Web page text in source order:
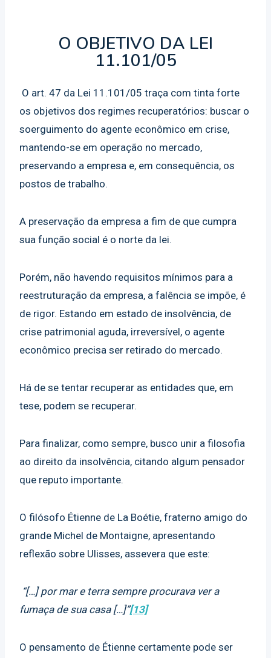
O OBJETIVO DA LEI
11.101/05
O art. 47 da Lei 11.101/05 traça com tinta forte
os objetivos dos regimes recuperatórios: buscar o
soerguimento do agente econômico em crise,
mantendo-se em operação no mercado,
preservando a empresa e, em consequência, os
postos de trabalho.
A preservação da empresa a fim de que cumpra
sua função social é o norte da lei.
Porém, não havendo requisitos mínimos para a
reestruturação da empresa, a falência se impõe, é
de rigor. Estando em estado de insolvência, de
crise patrimonial aguda, irreversível, o agente
econômico precisa ser retirado do mercado.
Há de se tentar recuperar as entidades que, em
tese, podem se recuperar.
Para finalizar, como sempre, busco unir a filosofia
ao direito da insolvência, citando algum pensador
que reputo importante.
O filósofo Étienne de La Boétie, fraterno amigo do
grande Michel de Montaigne, apresentando
reflexão sobre Ulisses, assevera que este:
“[…] por mar e terra sempre procurava ver a
fumaça de sua casa […]”[13]
O pensamento de Étienne certamente pode ser